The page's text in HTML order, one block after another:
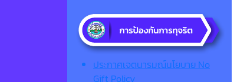
ประกาศเจตนารมณ์นโยบาย No
Gift Policy